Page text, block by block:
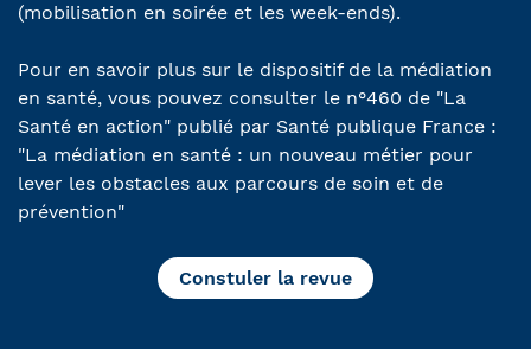
(mobilisation en soirée et les week-ends).
Pour en savoir plus sur le dispositif de la médiation
en santé, vous pouvez consulter le n°460 de "La
Santé en action" publié par Santé publique France :
"La médiation en santé : un nouveau métier pour
lever les obstacles aux parcours de soin et de
prévention"
Constuler la revue